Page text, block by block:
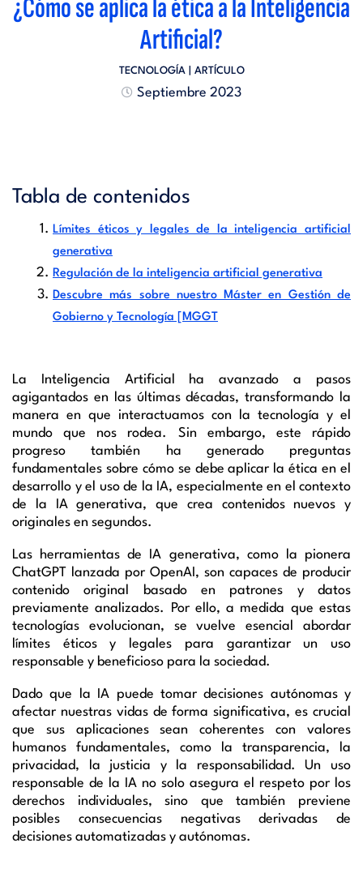
¿Cómo se aplica la ética a la Inteligencia
Artificial?
TECNOLOGÍA| ARTÍCULO
Septiembre 2023
Tabla de contenidos
Límites éticos y legales de la inteligencia artificial
generativa
Regulación de la inteligencia artificial generativa
Descubre más sobre nuestro Máster en Gestión de
Gobierno y Tecnología [MGGT
La Inteligencia Artificial ha avanzado a pasos
agigantados en las últimas décadas, transformando la
manera en que interactuamos con la tecnología y el
mundo que nos rodea. Sin embargo, este rápido
progreso también ha generado preguntas
fundamentales sobre cómo se debe aplicar la ética en el
desarrollo y el uso de la IA, especialmente en el contexto
de la IA generativa, que crea contenidos nuevos y
originales en segundos.
Las herramientas de IA generativa, como la pionera
ChatGPT lanzada por OpenAI, son capaces de producir
contenido original basado en patrones y datos
previamente analizados. Por ello, a medida que estas
tecnologías evolucionan, se vuelve esencial abordar
límites éticos y legales para garantizar un uso
responsable y beneficioso para la sociedad.
Dado que la IA puede tomar decisiones autónomas y
afectar nuestras vidas de forma significativa, es crucial
que sus aplicaciones sean coherentes con valores
humanos fundamentales, como la transparencia, la
privacidad, la justicia y la responsabilidad. Un uso
responsable de la IA no solo asegura el respeto por los
derechos individuales, sino que también previene
posibles consecuencias negativas derivadas de
decisiones automatizadas y autónomas.